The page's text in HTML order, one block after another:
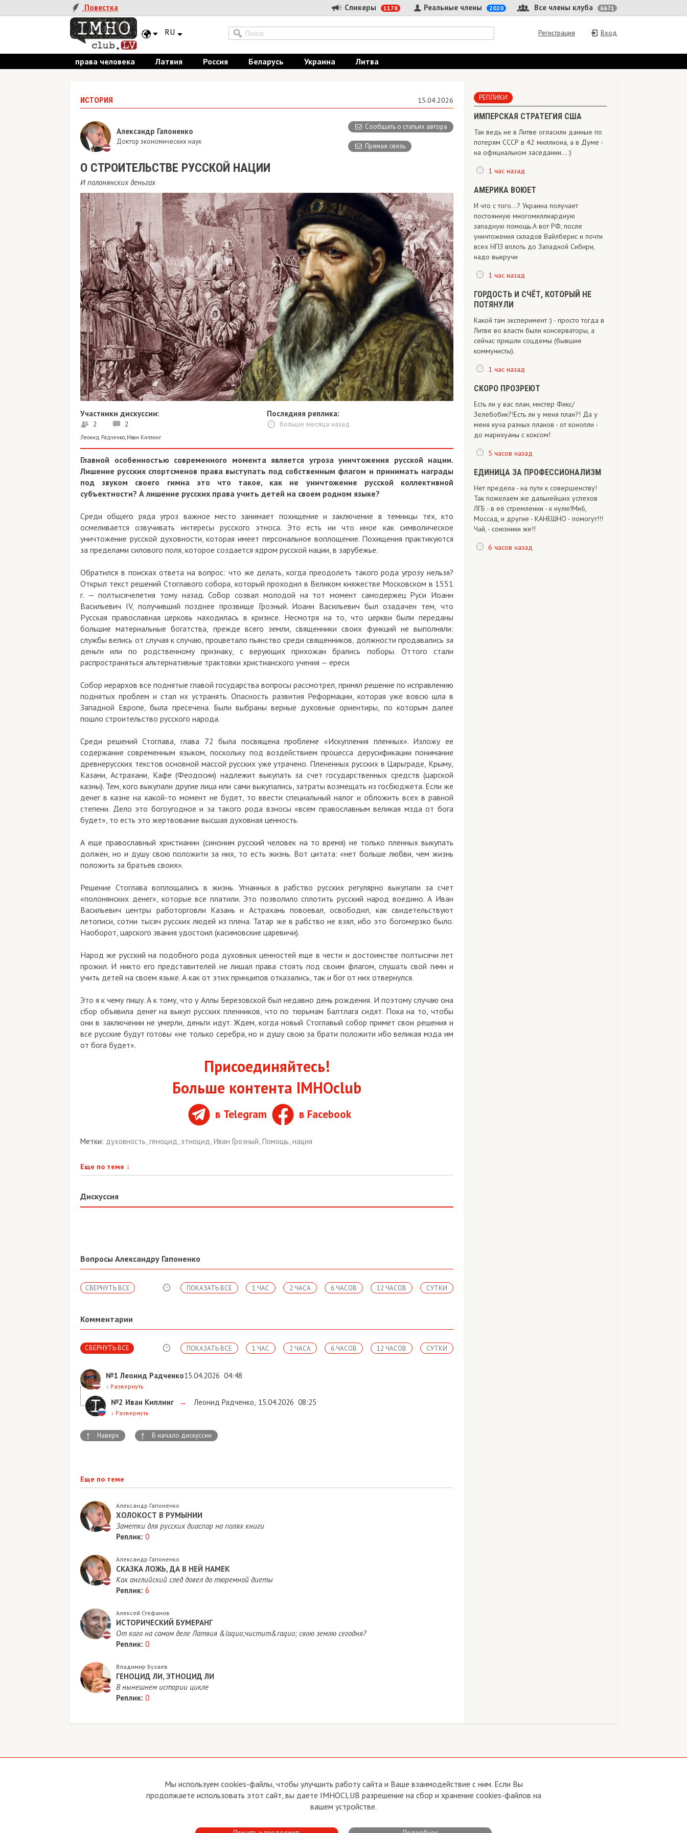
Повестка Спикеры 1178 Все члены клуба 6671
Реальные члены 2020
RU Вход
Регистрация
права человека Латвия Россия Беларусь Украина Литва
ИСТОРИЯ 15.04.2026
Сообщать о статьях автора
Прямая связь
Александр Гапоненко
Доктор экономических наук
О СТРОИТЕЛЬСТВЕ РУССКОЙ НАЦИИ
И полонянских деньгах
Участники дискуссии:
2 2
Последняя реплика:
больше месяца назад
Леонид Радченко Иван Киплинг
Главной особенностью современного момента является угроза уничтожения русской нации.
Лишение русских спортсменов права выступать под собственным флагом и принимать награды
под звуком своего гимна это что такое, как не уничтожение русской коллективной
субъектности? А лишение русских права учить детей на своем родном языке?
Среди общего ряда угроз важное место занимает похищение и заключение в темницы тех, кто
осмеливается озвучивать интересы русского этноса. Это есть ни что иное как символическое
уничтожение русской духовности, которая имеет персональное воплощение. Похищения практикуются
за пределами силового поля, которое создается ядром русской нации, в зарубежье.
Обратился в поисках ответа на вопрос: что же делать, когда преодолеть такого рода угрозу нельзя?
Открыл текст решений Стоглавого собора, который проходил в Великом княжестве Московском в 1551
г. — полтысячелетия тому назад. Собор созвал молодой на тот момент самодержец Руси Иоанн
Васильевич IV, получивший позднее прозвище Грозный. Иоанн Васильевич был озадачен тем, что
Русская православная церковь находилась в кризисе. Несмотря на то, что церкви были переданы
большие материальные богатства, прежде всего земли, священники своих функций не выполняли:
службы велись от случая к случаю, процветало пьянство среди священников, должности продавались за
деньги или по родственному признаку, с верующих прихожан брались поборы. Оттого стали
распространяться альтернативные трактовки христианского учения — ереси.
Собор иерархов все поднятые главой государства вопросы рассмотрел, принял решение по исправлению
поднятых проблем и стал их устранять. Опасность развития Реформации, которая уже вовсю шла в
Западной Европе, была пресечена. Были выбраны верные духовные ориентиры, по которым далее
пошло строительство русского народа.
Среди решений Стоглава, глава 72 была посвящена проблеме «Искупления пленных». Изложу ее
содержание современным языком, поскольку под воздействием процесса дерусификации понимание
древнерусских текстов основной массой русских уже утрачено. Плененных русских в Царьграде, Крыму,
Казани, Астрахани, Кафе (Феодосии) надлежит выкупать за счет государственных средств (царской
казны). Тем, кого выкупали другие лица или сами выкупались, затраты возмещать из госбюджета. Если же
денег в казне на какой-то момент не будет, то ввести специальный налог и обложить всех в равной
степени. Дело это богоугодное и за такого рода взносы «всем православным великая мзда от бога
будет», то есть это жертвование высшая духовная ценность.
А еще православный христианин (синоним русский человек на то время) не только пленных выкупать
должен, но и душу свою положити за них, то есть жизнь. Вот цитата: «нет больше любви, чем жизнь
положить за братьев своих».
Решение Стоглава воплощались в жизнь. Угнанных в рабство русских регулярно выкупали за счет
«полонянских денег», которые все платили. Это позволило сплотить русский народ воедино. А Иван
Васильевич центры работорговли Казань и Астрахань повоевал, освободил, как свидетельствуют
летописи, сотни тысяч русских людей из плена. Татар же в рабство не взял, ибо это богомерзко было.
Наоборот, царского звания удостоил (касимовские царевичи).
Народ же русский на подобного рода духовных ценностей еще в чести и достоинстве полтысячи лет
прожил. И никто его представителей не лишал права стоять под своим флагом, слушать свой гимн и
учить детей на своем языке. А как от этих принципов отказались, так и бог от них отвернулся.
Это я к чему пишу. А к тому, что у Аллы Березовской был недавно день рождения. И поэтому случаю она
сбор объявила денег на выкуп русских пленников, что по тюрьмам Балтлага сидят. Пока на то, чтобы
они в заключении не умерли, деньги идут. Ждем, когда новый Стоглавый собор примет свои решения и
все русские будут готовы «не только серебра, но и душу свою за брати положити ибо великая мзда им
от бога будет».
Присоединяйтесь!
Больше контента IMHOclub
в Telegram в Facebook
Метки: духовность геноцид этноцид Иван Грозный Помощь нация
Еще по теме ↓
Дискуссия
Вопросы Александру Гапоненко
СВЕРНУТЬ ВСЕ СУТКИ
12 ЧАСОВ
6 ЧАСОВ
2 ЧАСА
1 ЧАС
ПОКАЗАТЬ ВСЕ
Комментарии
СВЕРНУТЬ ВСЕ СУТКИ
12 ЧАСОВ
6 ЧАСОВ
2 ЧАСА
1 ЧАС
ПОКАЗАТЬ ВСЕ
№1 Леонид Радченко15.04.2026 04:48
↓ Развернуть
№2 Иван Киплинг → Леонид Радченко 15.04.2026 08:25
↓ Развернуть
↑ Наверх ↑ В начало дискуссии
Еще по теме
Александр Гапоненко
ХОЛОКОСТ В РУМЫНИИ
Заметки для русских диаспор на полях книги
Реплик: 0
Александр Гапоненко
​СКАЗКА ЛОЖЬ, ДА В НЕЙ НАМЕК
Как английский след довел до тюремной диеты
Реплик: 6
Алексей Стефанов
ИСТОРИЧЕСКИЙ БУМЕРАНГ
От кого на самом деле Латвия &laquo;чистит&raquo; свою землю сегодня?
Реплик: 0
Владимир Бузаев
ГЕНОЦИД ЛИ, ЭТНОЦИД ЛИ
В нынешнем истории цикле
Реплик: 0
РЕПЛИКИ
ИМПЕРСКАЯ СТРАТЕГИЯ США
Так ведь не в Литве огласили данные по
потерям СССР в 42 миллиона, а в Думе -
на официальном заседании... :)
1 час назад
АМЕРИКА ВОЮЕТ
И что с того...? Украина получает
постоянную многомиллиардную
западную помощь.А вот РФ, после
уничтожения складов Вайлберис и почти
всех НПЗ вплоть до Западной Сибири,
надо выкручи
1 час назад
ГОРДОСТЬ И СЧЁТ, КОТОРЫЙ НЕ
ПОТЯНУЛИ
Какой там эксперимент :) - просто тогда в
Литве во власти были консерваторы, а
сейчас пришли соцдемы (бывшие
коммунисты).
1 час назад
СКОРО ПРОЗРЕЮТ
Есть ли у вас план, мистер Фикс/
Зелебобик?!Есть ли у меня план?! Да у
меня куча разных планов - от конопли -
до марихуаны с коксом!
5 часов назад
ЕДИНИЦА ЗА ПРОФЕССИОНАЛИЗМ
Нет предела - на пути к совершенству!
Так пожелаем же дальнейших успехов
ЛГБ - в её стремлении - к нулю!Ми6,
Моссад, и другие - КАНЕШНО - помогут!!!
Чай, - союзники же!!
6 часов назад
Устав
Прямая связь c членами клуба
Реклама
Мы используем cookies-файлы, чтобы улучшить работу сайта и Ваше взаимодействие с ним. Если Вы
продолжаете использовать этот сайт, вы даете IMHOCLUB разрешение на сбор и хранение cookies-файлов на
вашем устройстве.